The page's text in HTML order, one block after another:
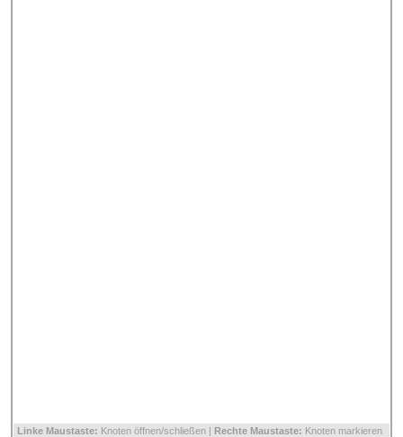
Linke Maustaste: Knoten öffnen/schließen | Rechte Maustaste: Knoten markieren